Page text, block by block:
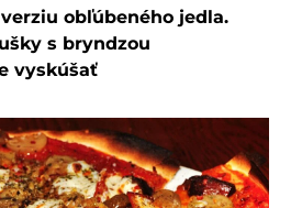
obľúbeného jedla.
s bryndzou
vyskúšať